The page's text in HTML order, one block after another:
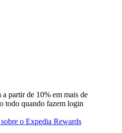
partir de 10% em mais de
todo quando fazem login
o Expedia Rewards